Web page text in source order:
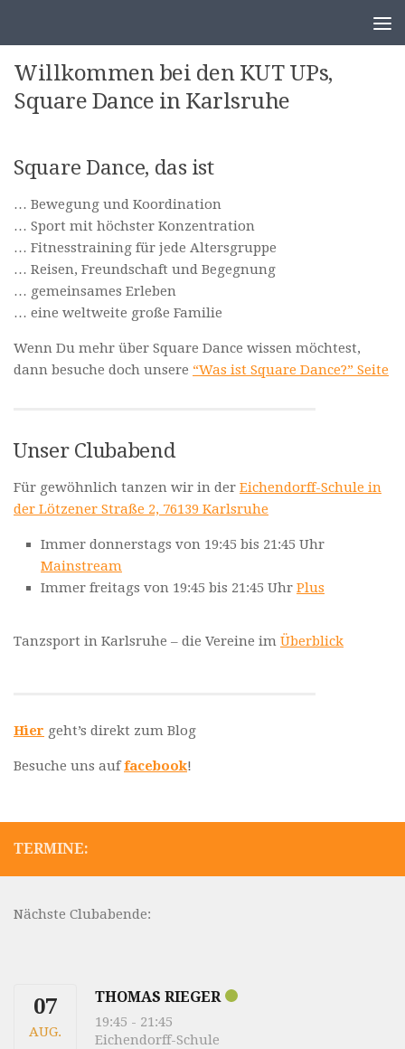
Willkommen bei den KUT UPs,
Square Dance in Karlsruhe
Square Dance, das ist
… Bewegung und Koordination
… Sport mit höchster Konzentration
… Fitnesstraining für jede Altersgruppe
… Reisen, Freundschaft und Begegnung
… gemeinsames Erleben
… eine weltweite große Familie
Wenn Du mehr über Square Dance wissen möchtest,
dann besuche doch unsere “Was ist Square Dance?” Seite
Unser Clubabend
Für gewöhnlich tanzen wir in der Eichendorff-Schule in
der Lötzener Straße 2, 76139 Karlsruhe
Immer donnerstags von 19:45 bis 21:45 Uhr
Mainstream
Immer freitags von 19:45 bis 21:45 Uhr Plus
Tanzsport in Karlsruhe – die Vereine im Überblick
Hier geht’s direkt zum Blog
Besuche uns auffacebook!
TERMINE:
Nächste Clubabende:
07
AUG.
THOMAS RIEGER
19:45 - 21:45
Eichendorff-Schule